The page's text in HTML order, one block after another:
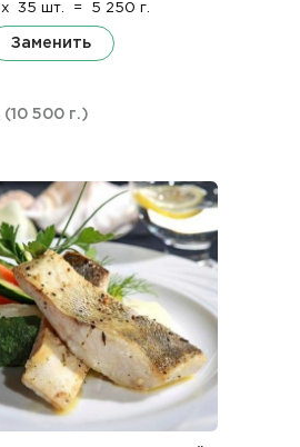
x 35 шт. = 5 250 г.
Заменить
(10 500 г.)